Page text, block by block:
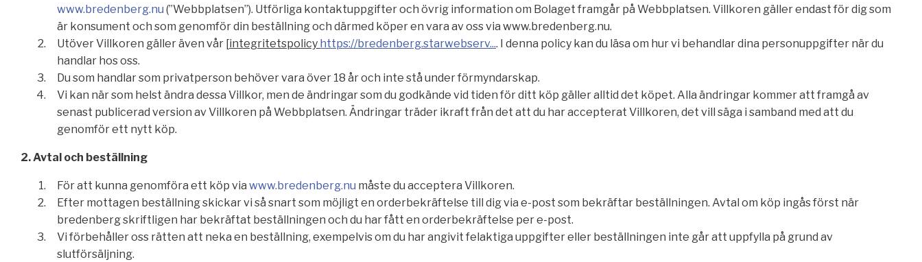
www.bredenberg.nu (”Webbplatsen”). Utförliga kontaktuppgifter och övrig information om Bolaget framgår på Webbplatsen. Villkoren gäller endast för dig som
är konsument och som genomför din beställning och därmed köper en vara av oss via www.bredenberg.nu.
Utöver Villkoren gäller även vår [integritetspolicy https://bredenberg.starwebserv.... I denna policy kan du läsa om hur vi behandlar dina personuppgifter när du
handlar hos oss.
Du som handlar som privatperson behöver vara över 18 år och inte stå under förmyndarskap.
Vi kan när som helst ändra dessa Villkor, men de ändringar som du godkände vid tiden för ditt köp gäller alltid det köpet. Alla ändringar kommer att framgå av
senast publicerad version av Villkoren på Webbplatsen. Ändringar träder ikraft från det att du har accepterat Villkoren, det vill säga i samband med att du
genomför ett nytt köp.
2. Avtal och beställning
För att kunna genomföra ett köp via www.bredenberg.nu måste du acceptera Villkoren.
Efter mottagen beställning skickar vi så snart som möjligt en orderbekräftelse till dig via e-post som bekräftar beställningen. Avtal om köp ingås först när
bredenberg skriftligen har bekräftat beställningen och du har fått en orderbekräftelse per e-post.
Vi förbehåller oss rätten att neka en beställning, exempelvis om du har angivit felaktiga uppgifter eller beställningen inte går att uppfylla på grund av
slutförsäljning.